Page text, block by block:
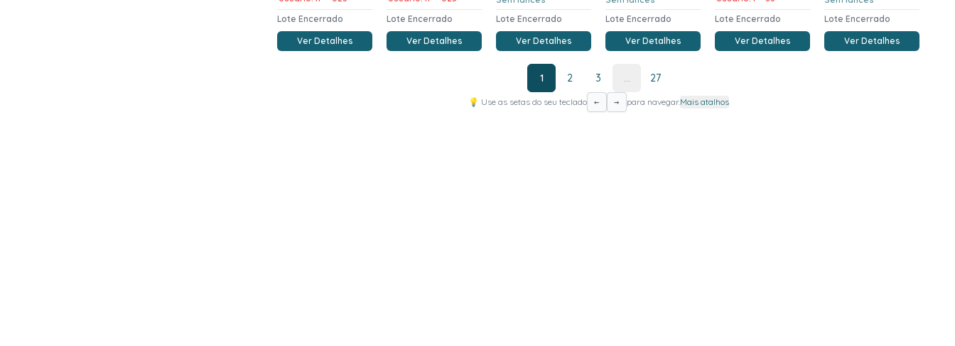
Lote Encerrado
Ver Detalhes
Lote Encerrado
Ver Detalhes
Lote Encerrado
Ver Detalhes
Lote Encerrado
Ver Detalhes
Lote Encerrado
Ver Detalhes
Lote Encerrado
Ver Detalhes
1 2 3 27
💡 Use as setas do seu teclado ← → para navegar.Mais atalhos